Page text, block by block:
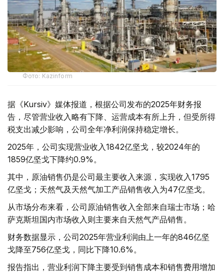
Фото: Kazinform
据《Kursiv》媒体报道，根据公司发布的2025年财务报
告，尽管营业收入略有下降、运营成本有所上升，但受所得
税支出减少影响，公司全年净利润保持稳定增长。
2025年，公司实现营业收入1842亿坚戈，较2024年的
1859亿坚戈下降约0.9%。
其中，原油销售仍是公司最主要收入来源，实现收入1795
亿坚戈；天然气及天然气加工产品销售收入为47亿坚戈。
从市场分布来看，公司原油销售收入全部来自瑞士市场；哈
萨克斯坦国内市场收入则主要来自天然气产品销售。
财务数据显示，公司2025年营业利润由上一年的846亿坚
戈降至756亿坚戈，同比下降10.6%。
报告指出，营业利润下降主要受到销售成本和销售费用增加